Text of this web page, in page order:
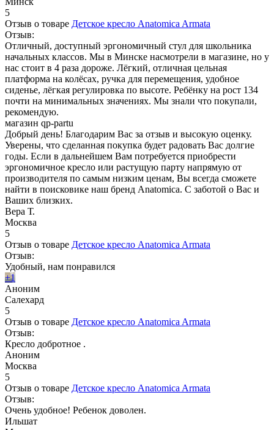
5
Отзыв о товаре Детское кресло Anatomica Armata
Отзыв:
Отличный, доступный эргономичный стул для школьника
начальных классов. Мы в Минске насмотрели в магазине, но у
нас стоит в 4 раза дороже. Лёгкий, отличная цельная
платформа на колёсах, ручка для перемещения, удобное
сиденье, лёгкая регулировка по высоте. Ребёнку на рост 134
почти на минимальных значениях. Мы знали что покупали,
рекомендую.
магазин qp-partu
Добрый день! Благодарим Вас за отзыв и высокую оценку.
Уверены, что сделанная покупка будет радовать Вас долгие
годы. Если в дальнейшем Вам потребуется приобрести
эргономичное кресло или растущую парту напрямую от
производителя по самым низким ценам, Вы всегда сможете
найти в поисковике наш бренд Anatomica. С заботой о Вас и
Ваших близких.
Вера Т.
Москва
5
Отзыв о товаре Детское кресло Anatomica Armata
Отзыв:
Удобный, нам понравился
+1
Аноним
Салехард
5
Отзыв о товаре Детское кресло Anatomica Armata
Отзыв:
Кресло добротное .
Аноним
Москва
5
Отзыв о товаре Детское кресло Anatomica Armata
Отзыв:
Очень удобное! Ребенок доволен.
Ильшат